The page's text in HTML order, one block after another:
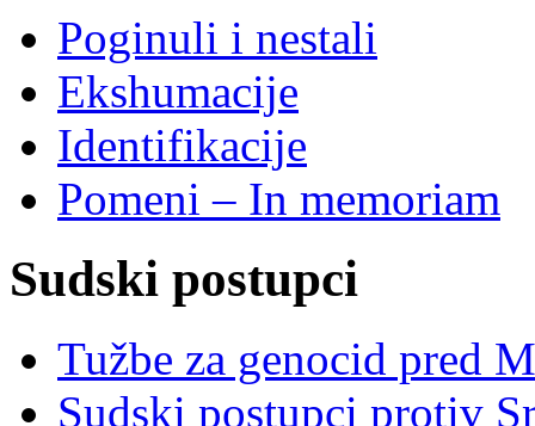
Poginuli i nestali
Ekshumacije
Identifikacije
Pomeni – In memoriam
Sudski postupci
Tužbe za genocid pred
Sudski postupci protiv